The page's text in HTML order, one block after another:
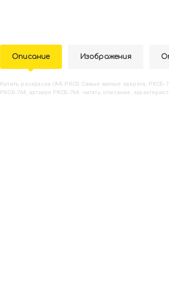
Описание Изображения
Купить Раскраска (А4) РКСБ Самые милые зверята, РКСБ-
РКСБ-764, артикул РКСБ-764: читать описание,